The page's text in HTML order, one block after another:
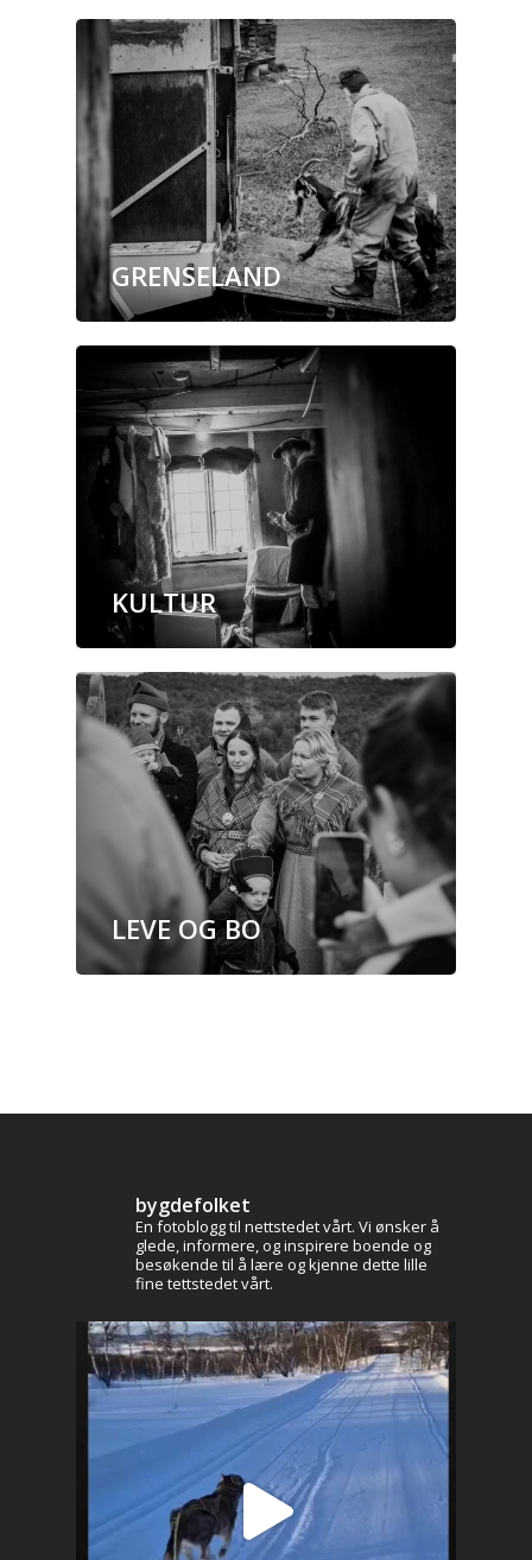
GRENSELAND
KULTUR
LEVE OG BO
bygdefolket
En fotoblogg til nettstedet vårt. Vi ønsker å
glede, informere, og inspirere boende og
besøkende til å lære og kjenne dette lille
fine tettstedet vårt.